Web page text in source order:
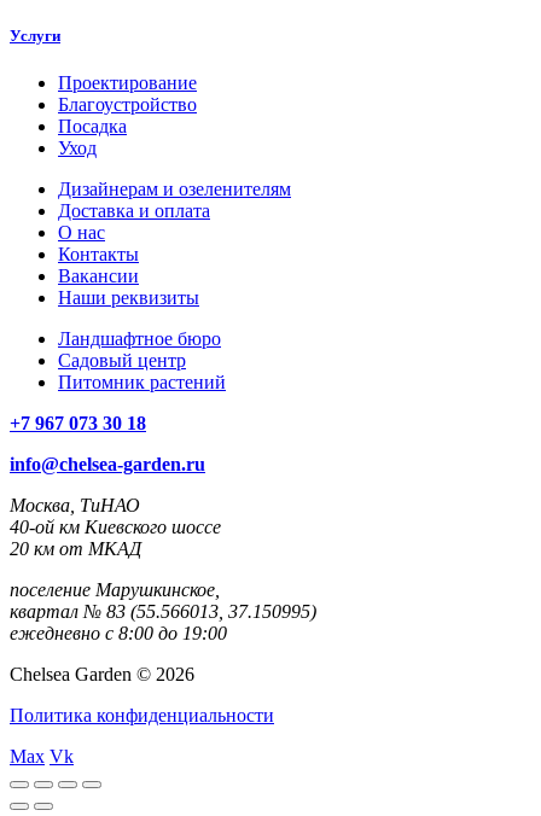
Услуги
Проектирование
Благоустройство
Посадка
Уход
Дизайнерам и озеленителям
Доставка и оплата
О нас
Контакты
Вакансии
Наши реквизиты
Ландшафтное бюро
Садовый центр
Питомник растений
+7 967 073 30 18
info@chelsea-garden.ru
Москва, ТиНАО
40-ой км Киевского шоссе
20 км от МКАД
поселение Марушкинское,
квартал № 83 (55.566013, 37.150995)
ежедневно с 8:00 до 19:00
Chelsea Garden © 2026
Политика конфиденциальности
Max Vk